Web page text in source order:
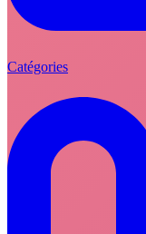
Catégories